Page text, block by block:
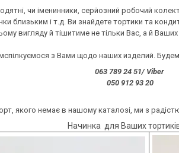
чи іменинники, серйозний робочий
близьким і т.д. Ви знайдете тортики та
вигляду й тішитиме не тільки Вас, а й
з Вами щодо наших изделий. Будем
063 789 24 51/ Viber
050 912 93 20
якого немає в нашому каталозі, ми з
Начинка для Ваших